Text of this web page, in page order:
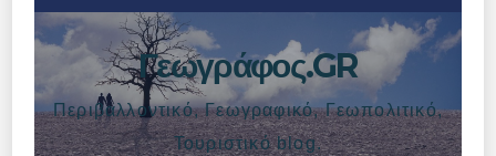
Γεωγράφος.GR
Περιβαλλοντικό, Γεωγραφικό, Γεωπολιτικό,
Τουριστικό blog.